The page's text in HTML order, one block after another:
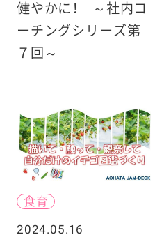
健やかに！ ～社内コ
ーチングシリーズ第
７回～
食育
2024.05.16